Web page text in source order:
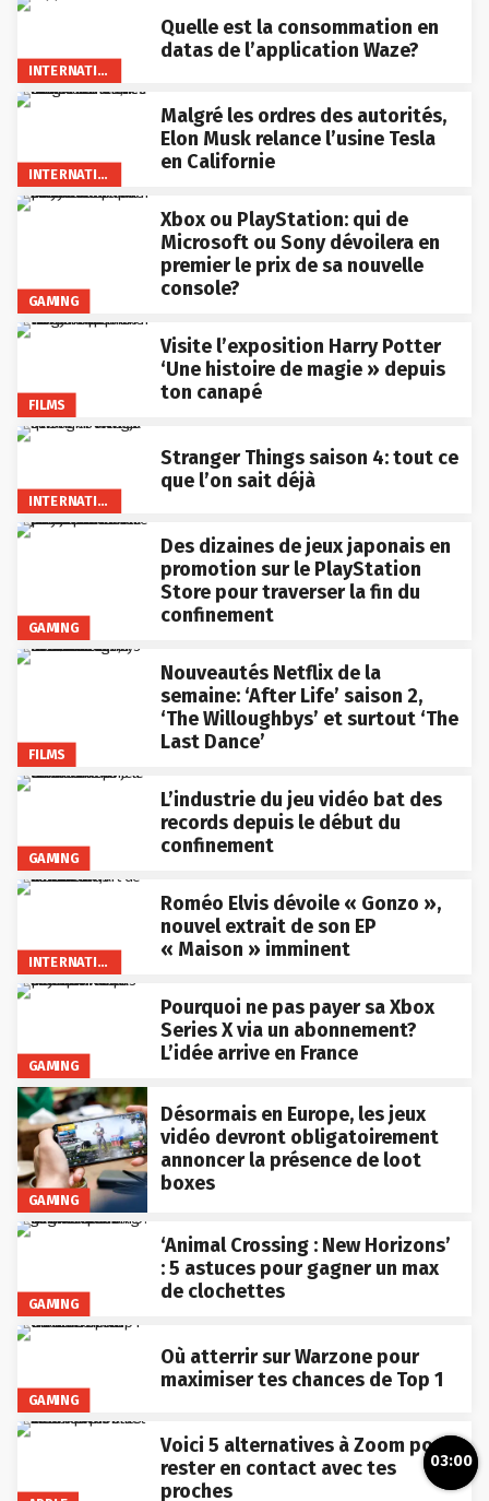
INTERNATIONAL
Quelle est la consommation en
datas de l’application Waze?
INTERNATIONAL
Malgré les ordres des autorités,
Elon Musk relance l’usine Tesla
en Californie
GAMING
Xbox ou PlayStation: qui de
Microsoft ou Sony dévoilera en
premier le prix de sa nouvelle
console?
FILMS
Visite l’exposition Harry Potter
‘Une histoire de magie » depuis
ton canapé
INTERNATIONAL
Stranger Things saison 4: tout ce
que l’on sait déjà
GAMING
Des dizaines de jeux japonais en
promotion sur le PlayStation
Store pour traverser la fin du
confinement
FILMS
Nouveautés Netflix de la
semaine: ‘After Life’ saison 2,
‘The Willoughbys’ et surtout ‘The
Last Dance’
GAMING
L’industrie du jeu vidéo bat des
records depuis le début du
confinement
INTERNATIONAL
Roméo Elvis dévoile « Gonzo »,
nouvel extrait de son EP
« Maison » imminent
GAMING
Pourquoi ne pas payer sa Xbox
Series X via un abonnement?
L’idée arrive en France
GAMING
Désormais en Europe, les jeux
vidéo devront obligatoirement
annoncer la présence de loot
boxes
GAMING
‘Animal Crossing : New Horizons’
: 5 astuces pour gagner un max
de clochettes
GAMING
Où atterrir sur Warzone pour
maximiser tes chances de Top 1
Voici 5 alternatives à Zoom pour
rester en contact avec tes
proches
03:00